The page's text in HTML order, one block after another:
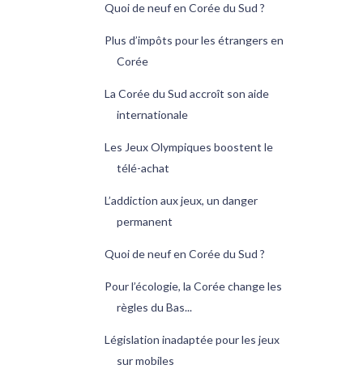
Quoi de neuf en Corée du Sud ?
Plus d’impôts pour les étrangers en
Corée
La Corée du Sud accroît son aide
internationale
Les Jeux Olympiques boostent le
télé-achat
L’addiction aux jeux, un danger
permanent
Quoi de neuf en Corée du Sud ?
Pour l’écologie, la Corée change les
règles du Bas...
Législation inadaptée pour les jeux
sur mobiles